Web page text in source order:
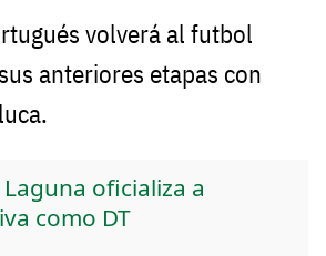
volverá al futbol
anteriores etapas con
oficializa a
como DT